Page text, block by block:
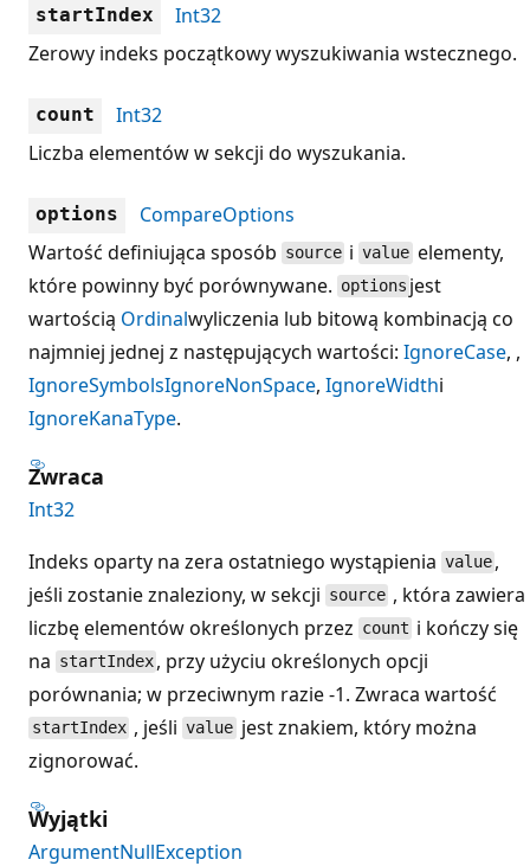
startIndex
Int32
Zerowy indeks początkowy wyszukiwania wstecznego.
count
Int32
Liczba elementów w sekcji do wyszukania.
options
CompareOptions
Wartość definiująca sposób source ivalueelementy,
które powinny być porównywane. options jest
wartością Ordinalwyliczenia lub bitową kombinacją co
najmniej jednej z następujących wartości: IgnoreCase, ,
IgnoreSymbolsIgnoreNonSpace, IgnoreWidthi
IgnoreKanaType.
Zwraca
Int32
Indeks oparty na zera ostatniego wystąpienia value ,
jeśli zostanie znaleziony, w sekcji source , która zawiera
liczbę elementów określonych przez count i kończy się
na startIndex , przy użyciu określonych opcji
porównania; w przeciwnym razie -1. Zwraca wartość
startIndex , jeślivaluejest znakiem, który można
zignorować.
Wyjątki
ArgumentNullException